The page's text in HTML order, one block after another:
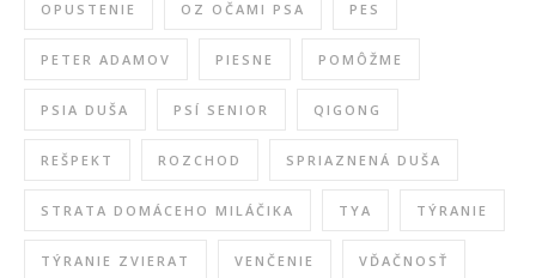
OPUSTENIE OZ OČAMI PSA PES
PETER ADAMOV PIESNE POMÔŽME
PSIA DUŠA PSÍ SENIOR QIGONG
REŠPEKT ROZCHOD SPRIAZNENÁ DUŠA
STRATA DOMÁCEHO MILÁČIKA TYA TÝRANIE
TÝRANIE ZVIERAT VENČENIE VĎAČNOSŤ